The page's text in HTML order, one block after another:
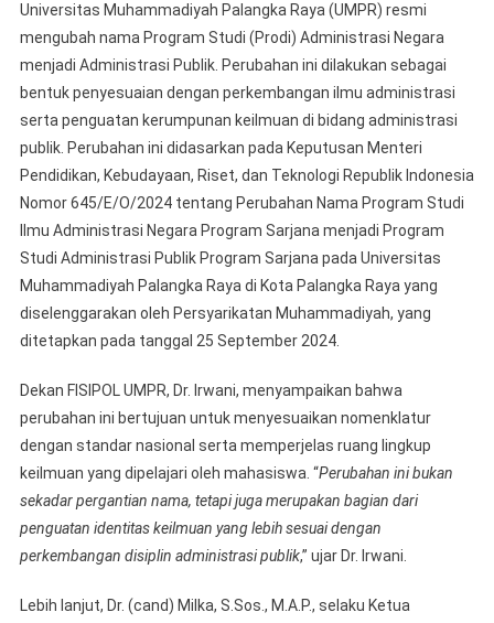
Universitas Muhammadiyah Palangka Raya (UMPR) resmi
mengubah nama Program Studi (Prodi) Administrasi Negara
menjadi Administrasi Publik. Perubahan ini dilakukan sebagai
bentuk penyesuaian dengan perkembangan ilmu administrasi
serta penguatan kerumpunan keilmuan di bidang administrasi
publik. Perubahan ini didasarkan pada Keputusan Menteri
Pendidikan, Kebudayaan, Riset, dan Teknologi Republik Indonesia
Nomor 645/E/O/2024 tentang Perubahan Nama Program Studi
Ilmu Administrasi Negara Program Sarjana menjadi Program
Studi Administrasi Publik Program Sarjana pada Universitas
Muhammadiyah Palangka Raya di Kota Palangka Raya yang
diselenggarakan oleh Persyarikatan Muhammadiyah, yang
ditetapkan pada tanggal 25 September 2024.
Dekan FISIPOL UMPR, Dr. Irwani, menyampaikan bahwa
perubahan ini bertujuan untuk menyesuaikan nomenklatur
dengan standar nasional serta memperjelas ruang lingkup
keilmuan yang dipelajari oleh mahasiswa. “Perubahan ini bukan
sekadar pergantian nama, tetapi juga merupakan bagian dari
penguatan identitas keilmuan yang lebih sesuai dengan
perkembangan disiplin administrasi publik,” ujar Dr. Irwani.
Lebih lanjut, Dr. (cand) Milka, S.Sos., M.A.P., selaku Ketua